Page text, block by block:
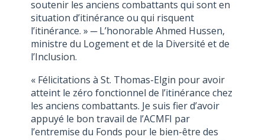
soutenir les anciens combattants qui sont en
situation d’itinérance ou qui risquent
l’itinérance. » ─ L’honorable Ahmed Hussen,
ministre du Logement et de la Diversité et de
l’Inclusion.
« Félicitations à St. Thomas-Elgin pour avoir
atteint le zéro fonctionnel de l’itinérance chez
les anciens combattants. Je suis fier d’avoir
appuyé le bon travail de l’ACMFI par
l’entremise du Fonds pour le bien-être des